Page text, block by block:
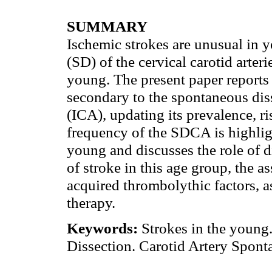
SUMMARY
Ischemic strokes are unusual in
(SD) of the cervical carotid
young. The present paper
secondary to the spontaneous
(ICA), updating its prevalence,
frequency of the SDCA is
young and discusses the role of
of stroke in this age group, the
acquired thrombolythic factors,
therapy.
Keywords: Strokes in the
Dissection. Carotid Artery